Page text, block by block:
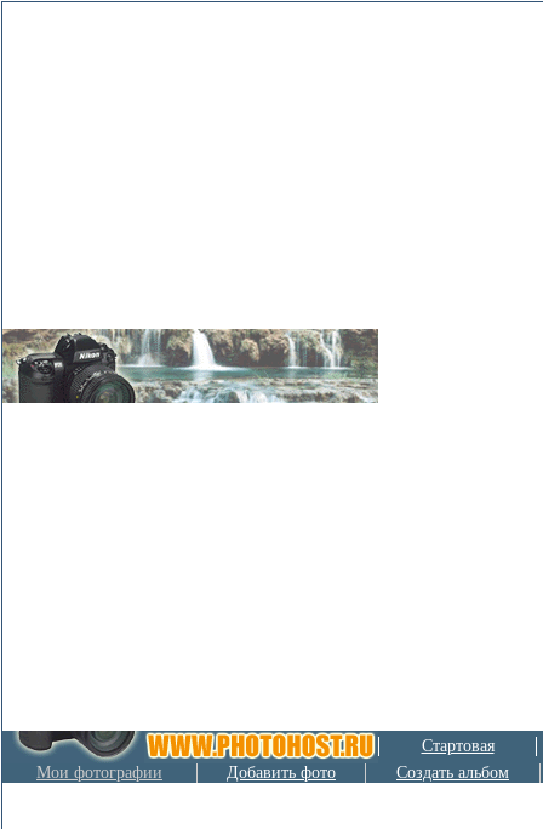
Стартовая
Мои фотографии
Добавить фото Создать альбом